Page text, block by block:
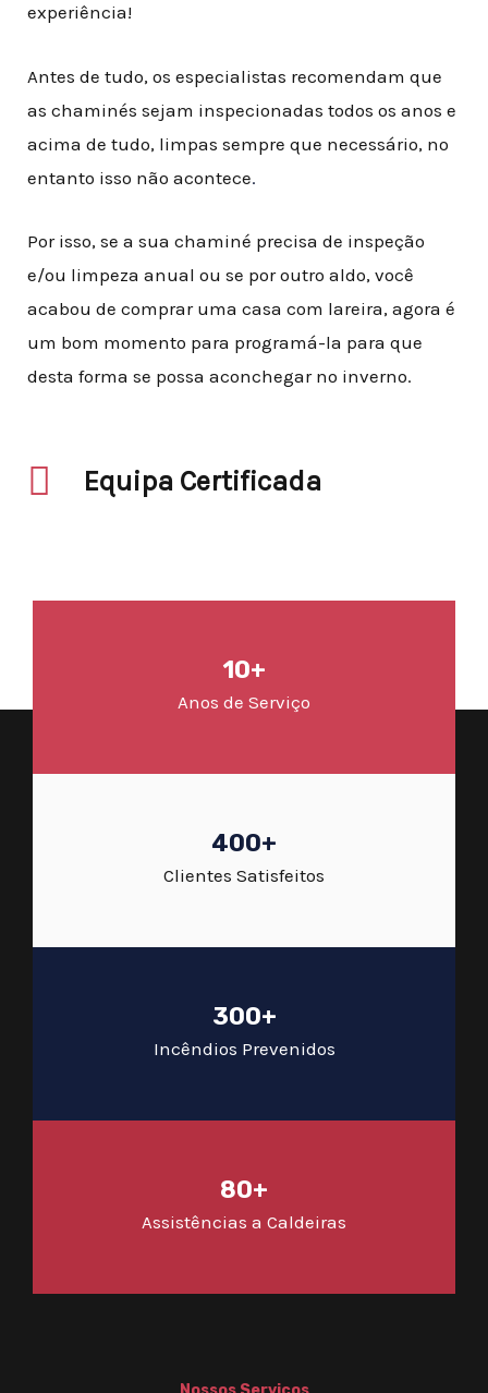
experiência!
Antes de tudo, os especialistas recomendam que
as chaminés sejam inspecionadas todos os anos e
acima de tudo, limpas sempre que necessário, no
entanto isso não acontece.
Por isso, se a sua chaminé precisa de inspeção
e/ou limpeza anual ou se por outro aldo, você
acabou de comprar uma casa com lareira, agora é
um bom momento para programá-la para que
desta forma se possa aconchegar no inverno.
Equipa Certificada
10+
Anos de Serviço
400+
Clientes Satisfeitos
300+
Incêndios Prevenidos
80+
Assistências a Caldeiras